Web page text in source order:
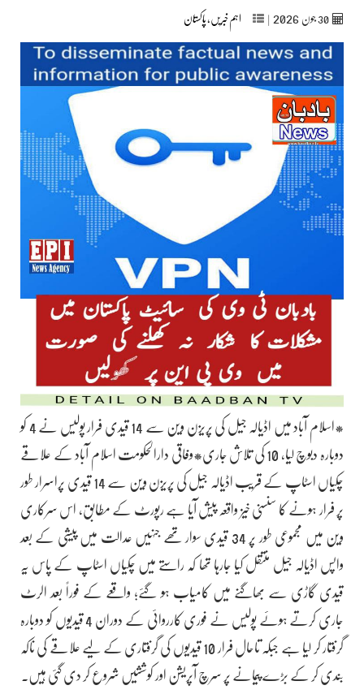
30جون‬‮ | اہم خبریں,پاکستان
*اسلام آباد میں اڈیالہ جیل کی پریزن وین سے 14 قیدی فرار پولیس نے 4 کو
دوبارہ دبوچ لیا، 10 کی تلاش جاری*وفاقی دارالحکومت اسلام آباد کے علاقے
چکیاں اسٹاپ کے قریب اڈیالہ جیل کی پریزن وین سے 14 قیدی پراسرار طور
پر فرار ہونے کا سنسنی خیز واقعہ پیش آیا ہے رپورٹ کے مطابق، اس سرکاری
وین میں مجموعی طور پر 34 قیدی سوار تھے جنہیں عدالت میں پیشی کے بعد
واپس اڈیالہ جیل منتقل کیا جارہا تھا کہ راستے میں چکیاں اسٹاپ کے پاس یہ
قیدی گاڑی سے بھاگنے میں کامیاب ہو گئے؛ واقعے کے فوراً بعد الرٹ
جاری کرتے ہوئے پولیس نے فوری کارروائی کے دوران 4 قیدیوں کو دوبارہ
گرفتار کر لیا ہے جبکہ تاحال فرار 10 قیدیوں کی گرفتاری کے لیے علاقے کی ناکہ
بندی کر کے بڑے پیمانے پر سرچ آپریشن اور کوششیں شروع کر دی گئی ہیں۔